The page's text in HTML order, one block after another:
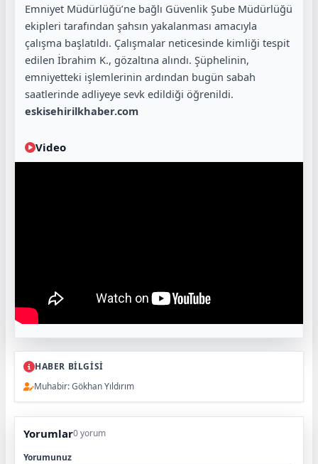
Emniyet Müdürlüğü’ne bağlı Güvenlik Şube Müdürlüğü
ekipleri tarafından şahsın yakalanması amacıyla
çalışma başlatıldı. Çalışmalar neticesinde kimliği tespit
edilen İbrahim K., gözaltına alındı. Şüphelinin,
emniyetteki işlemlerinin ardından bugün sabah
saatlerinde adliyeye sevk edildiği öğrenildi.
eskisehirilkhaber.com
Video
HABER BİLGİSİ
Muhabir: Gökhan Yıldırım
Yorumlar0 yorum
Yorumunuz